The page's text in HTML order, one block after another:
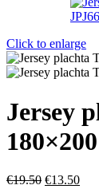
Click to enlarge
Jersey
€19.50 Pôvodná
€13.50